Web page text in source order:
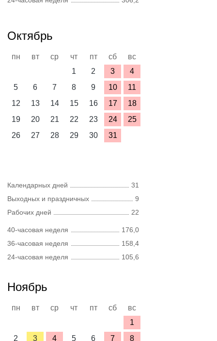
Октябрь
пн вт ср чт пт сб
вс
1
2 3
4
5
6 7 8 9 10
11
12
13 14 15 16 17
18
19
20 21 22 23 24
25
26
27 28 29 30 31
Календарных дней
31
Выходных и праздничных
9
Рабочих дней
22
40-часовая неделя
176,0
36-часовая неделя
158,4
24-часовая неделя
105,6
Ноябрь
пн вт ср чт пт сб
вс
1
2
3 4 5 6 7 8